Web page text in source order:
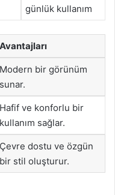
günlük kullanım
Avantajları
Modern bir görünüm
sunar.
Hafif ve konforlu bir
kullanım sağlar.
Çevre dostu ve özgün
bir stil oluşturur.